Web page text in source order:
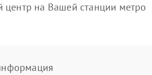
на Вашей станции метро